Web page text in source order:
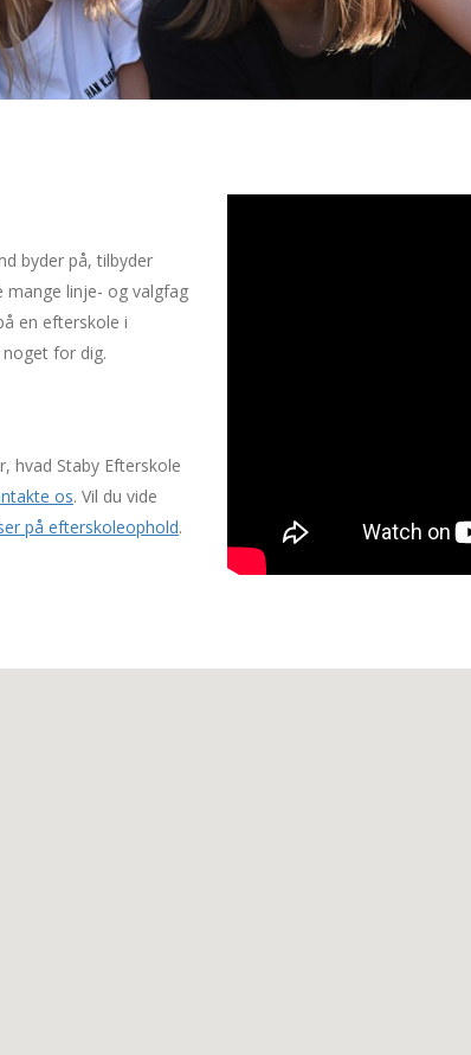
byder på, tilbyder
mange linje- og valgfag
en efterskole i
for dig.
hvad Staby Efterskole
os. Vil du vide
på efterskoleophold.